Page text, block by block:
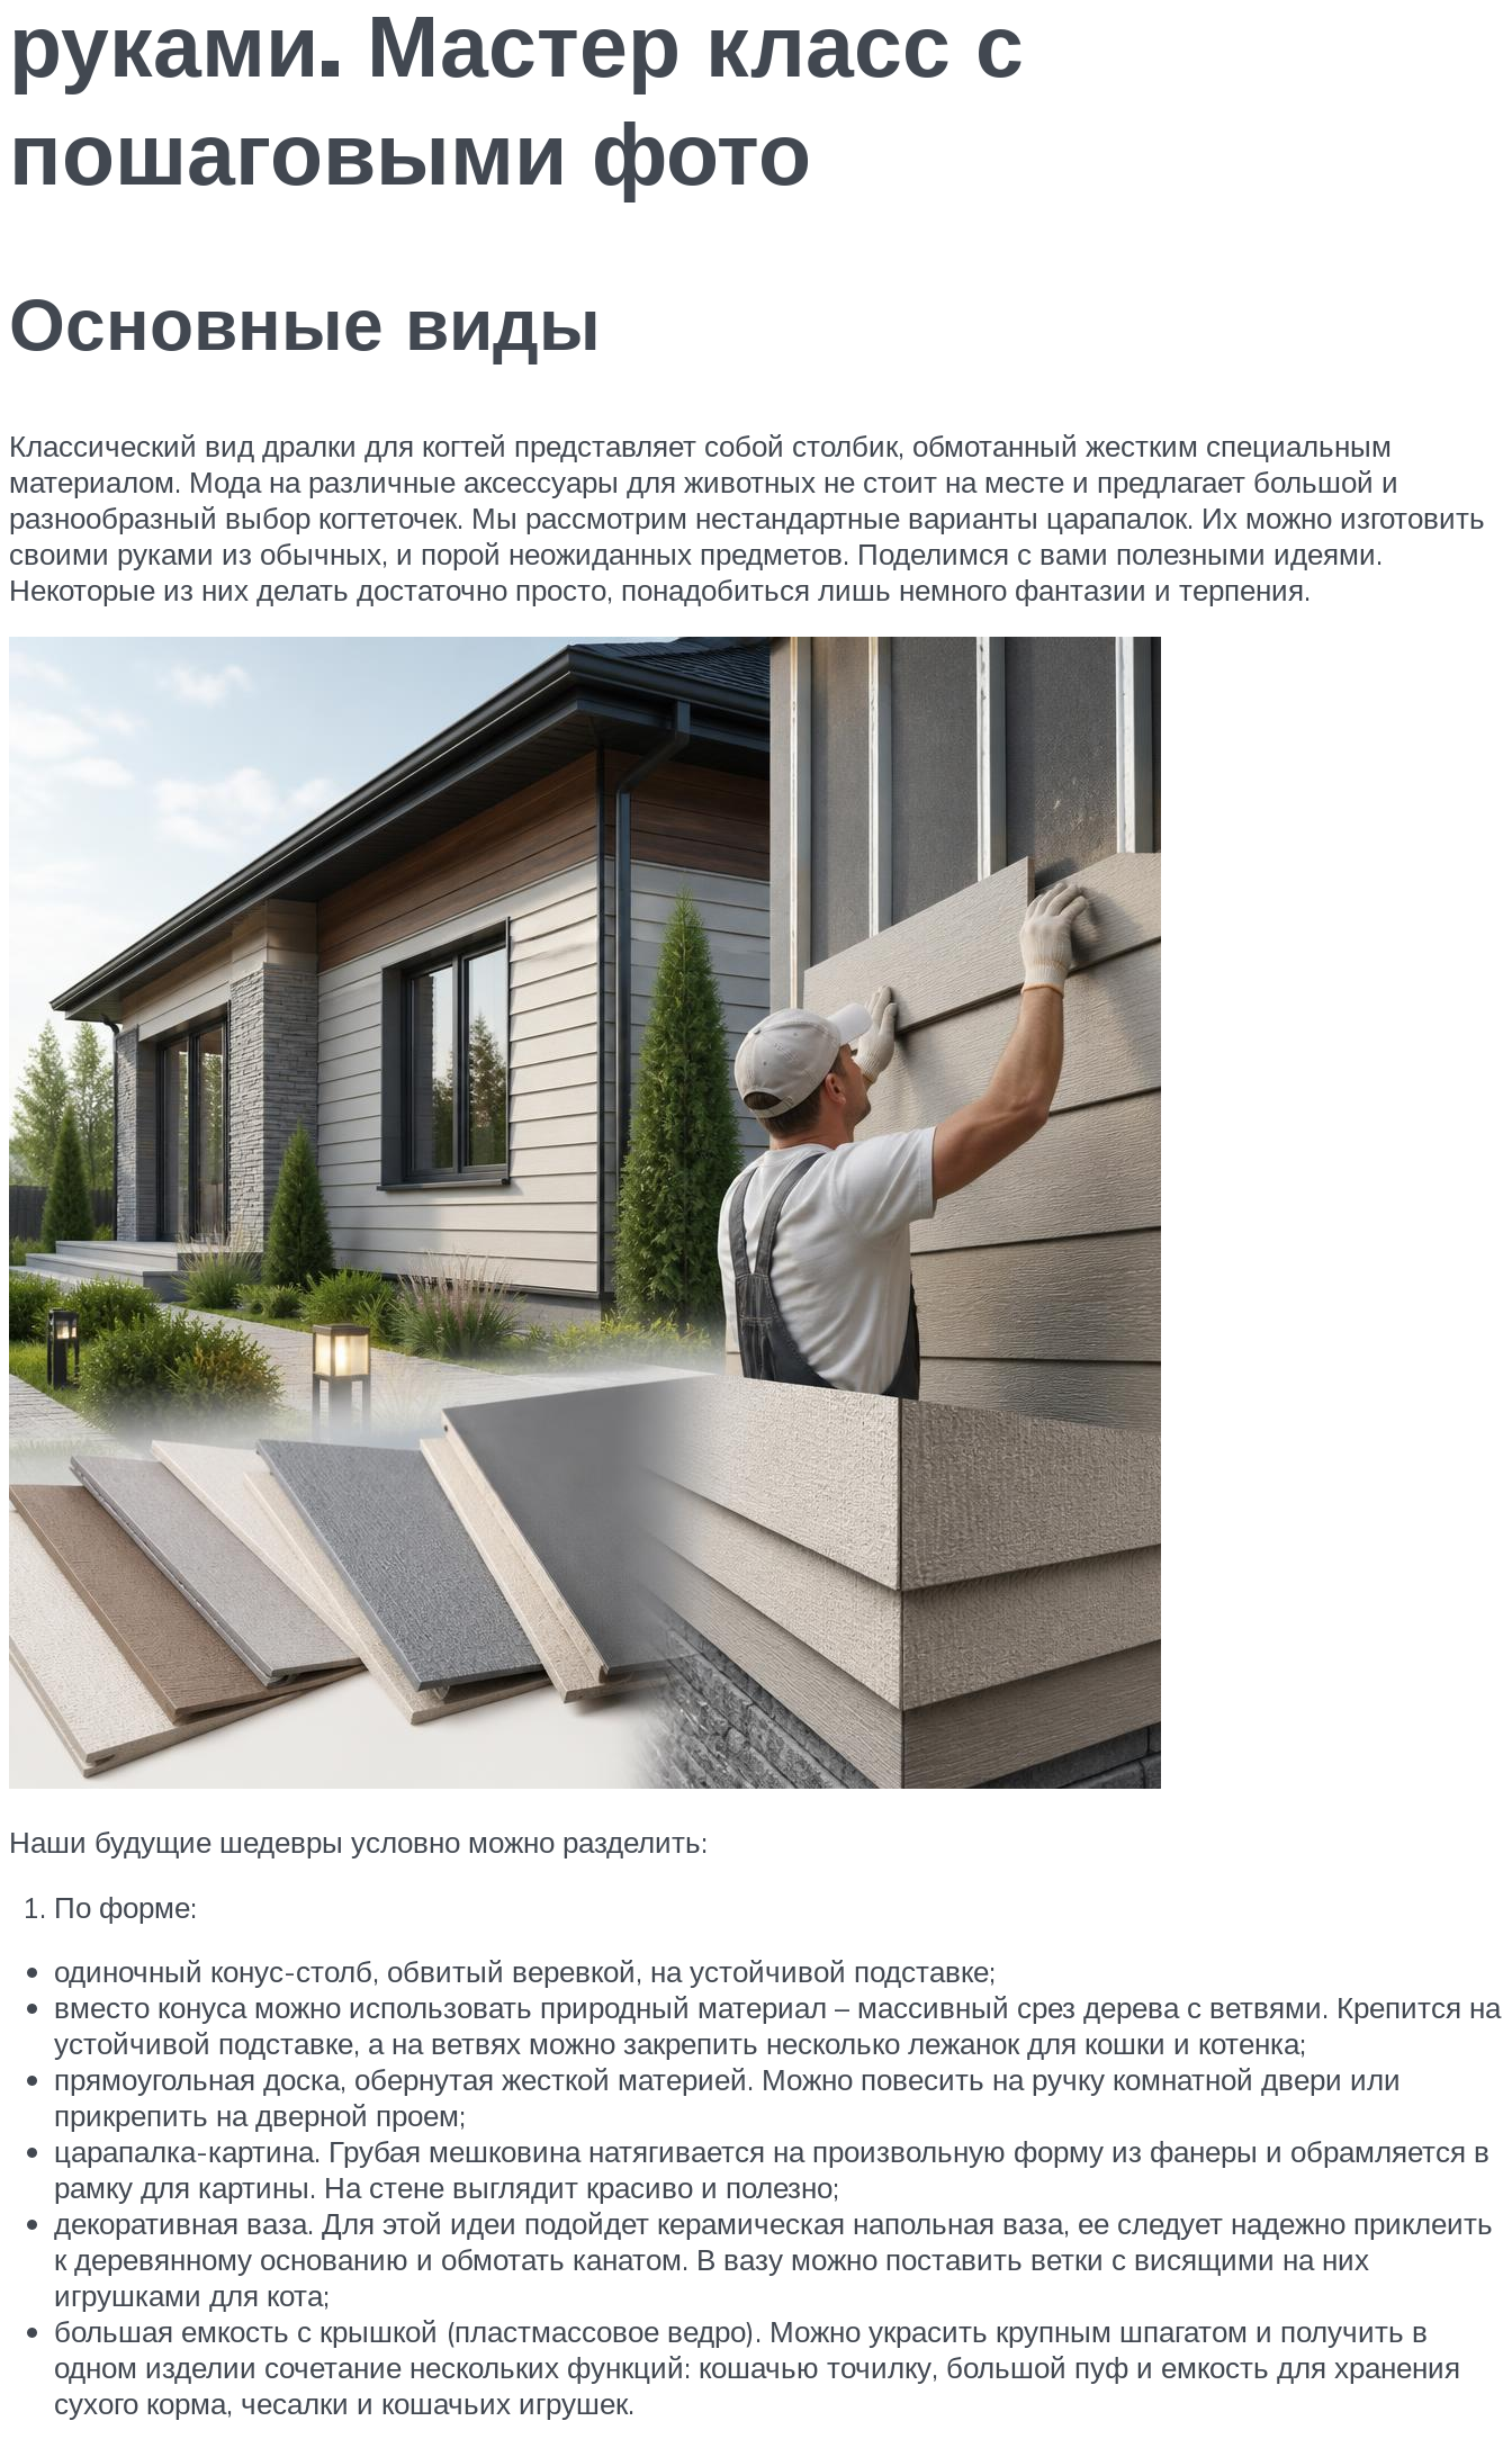
руками. Мастер класс с
пошаговыми фото
Основные виды
Классический вид дралки для когтей представляет собой столбик, обмотанный жестким специальным
материалом. Мода на различные аксессуары для животных не стоит на месте и предлагает большой и
разнообразный выбор когтеточек. Мы рассмотрим нестандартные варианты царапалок. Их можно изготовить
своими руками из обычных, и порой неожиданных предметов. Поделимся с вами полезными идеями.
Некоторые из них делать достаточно просто, понадобиться лишь немного фантазии и терпения.
Наши будущие шедевры условно можно разделить:
По форме:
одиночный конус-столб, обвитый веревкой, на устойчивой подставке;
вместо конуса можно использовать природный материал – массивный срез дерева с ветвями. Крепится на
устойчивой подставке, а на ветвях можно закрепить несколько лежанок для кошки и котенка;
прямоугольная доска, обернутая жесткой материей. Можно повесить на ручку комнатной двери или
прикрепить на дверной проем;
царапалка-картина. Грубая мешковина натягивается на произвольную форму из фанеры и обрамляется в
рамку для картины. На стене выглядит красиво и полезно;
декоративная ваза. Для этой идеи подойдет керамическая напольная ваза, ее следует надежно приклеить
к деревянному основанию и обмотать канатом. В вазу можно поставить ветки с висящими на них
игрушками для кота;
большая емкость с крышкой (пластмассовое ведро). Можно украсить крупным шпагатом и получить в
одном изделии сочетание нескольких функций: кошачью точилку, большой пуф и емкость для хранения
сухого корма, чесалки и кошачьих игрушек.